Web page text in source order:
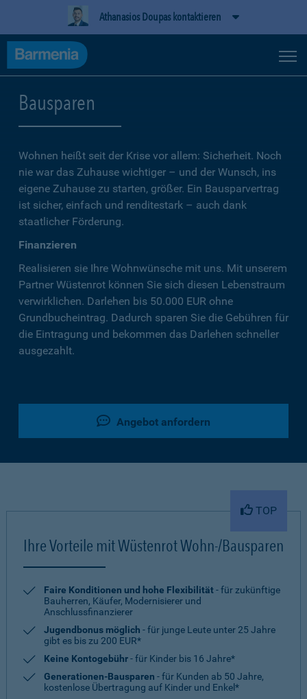
Athanasios Doupas kontaktieren
Bausparen
Wohnen heißt seit der Krise vor allem: Sicherheit. Noch
nie war das Zuhause wichtiger – und der Wunsch, ins
eigene Zuhause zu starten, größer. Ein Bausparvertrag
ist sicher, einfach und renditestark – auch dank
staatlicher Förderung.
Finanzieren
Realisieren sie Ihre Wohnwünsche mit uns. Mit unserem
Partner Wüstenrot können Sie sich diesen Lebenstraum
verwirklichen. Darlehen bis 50.000 EUR ohne
Grundbucheintrag. Dadurch sparen Sie die Gebühren für
die Eintragung und bekommen das Darlehen schneller
ausgezahlt.
Angebot anfordern
TOP
Ihre Vorteile mit Wüstenrot Wohn-/Bausparen
Faire Konditionen und hohe Flexibilität- für zukünftige
Bauherren, Käufer, Modernisierer und
Anschlussfinanzierer
Jugendbonus möglich - für junge Leute unter 25 Jahre
gibt es bis zu 200 EUR*
Keine Kontogebühr- für Kinder bis 16 Jahre*
Generationen-Bausparen - für Kunden ab 50 Jahre,
kostenlose Übertragung auf Kinder und Enkel*